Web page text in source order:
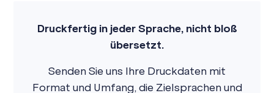
Druckfertig in jeder Sprache, nicht bloß
übersetzt.
Senden Sie uns Ihre Druckdaten mit
Format und Umfang, die Zielsprachen und